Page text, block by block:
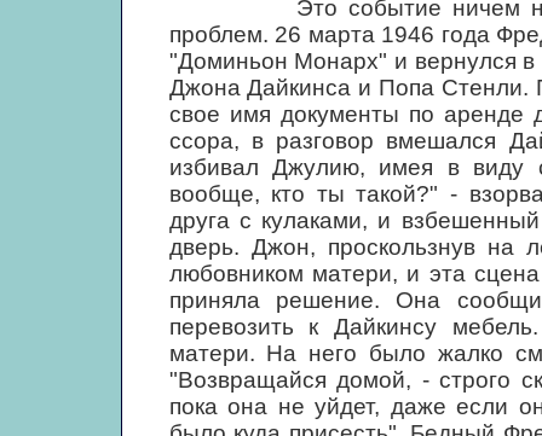
Это событие ничем не
проблем. 26 марта 1946 года
"Доминьон Монарх" и вернулся
Джона Дайкинса и Попа Стенли.
свое имя документы по аренде
ссора, в разговор вмешался
избивал Джулию, имея в виду
вообще, кто ты такой?" -
друга с кулаками, и
дверь. Джон, проскользнув на
любовником матери, и эта
приняла решение. Она
перевозить к Дайкинсу
матери. На него было жалко
"Возвращайся домой, - строго
пока она не уйдет, даже если